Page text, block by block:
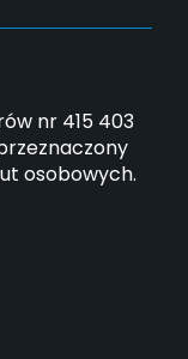
nr 415 403
osobowych.